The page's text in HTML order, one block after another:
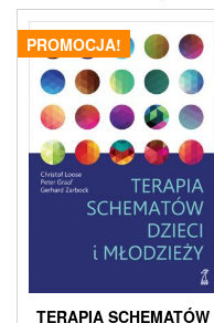
PROMOCJA!
TERAPIA SCHEMATÓW